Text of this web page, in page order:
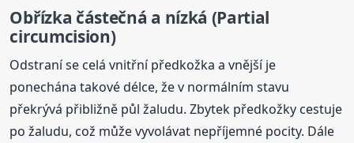
Obřízka částečná a nízká (Partial
circumcision)
Odstraní se celá vnitřní předkožka a vnější je
ponechána takové délce, že v normálním stavu
překrývá přibližně půl žaludu. Zbytek předkožky cestuje
po žaludu, což může vyvolávat nepříjemné pocity. Dále